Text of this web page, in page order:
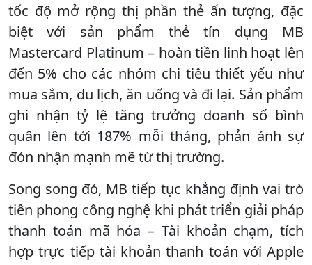
tốc độ mở rộng thị phần thẻ ấn tượng, đặc
biệt với sản phẩm thẻ tín dụng MB
Mastercard Platinum – hoàn tiền linh hoạt lên
đến 5% cho các nhóm chi tiêu thiết yếu như
mua sắm, du lịch, ăn uống và đi lại. Sản phẩm
ghi nhận tỷ lệ tăng trưởng doanh số bình
quân lên tới 187% mỗi tháng, phản ánh sự
đón nhận mạnh mẽ từ thị trường.
Song song đó, MB tiếp tục khẳng định vai trò
tiên phong công nghệ khi phát triển giải pháp
thanh toán mã hóa – Tài khoản chạm, tích
hợp trực tiếp tài khoản thanh toán với Apple